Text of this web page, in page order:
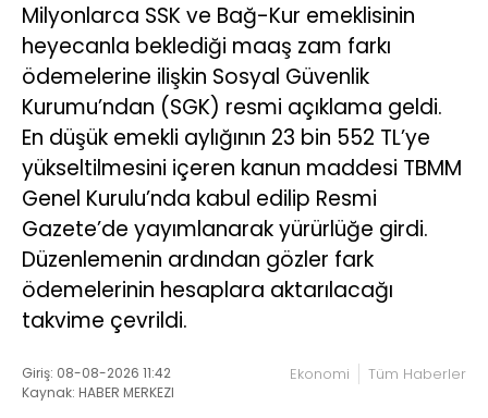
Milyonlarca SSK ve Bağ-Kur emeklisinin
heyecanla beklediği maaş zam farkı
ödemelerine ilişkin Sosyal Güvenlik
Kurumu’ndan (SGK) resmi açıklama geldi.
En düşük emekli aylığının 23 bin 552 TL’ye
yükseltilmesini içeren kanun maddesi TBMM
Genel Kurulu’nda kabul edilip Resmi
Gazete’de yayımlanarak yürürlüğe girdi.
Düzenlemenin ardından gözler fark
ödemelerinin hesaplara aktarılacağı
takvime çevrildi.
Giriş: 08-08-2026 11:42
Kaynak: HABER MERKEZI
Ekonomi Tüm Haberler